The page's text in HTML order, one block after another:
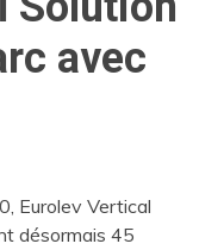
avec
Eurolev Vertical
désormais 45